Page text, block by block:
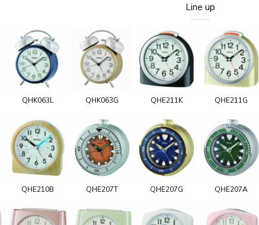
Line up
QHK063L QHK063G QHE211K QHE211G
QHE210B QHE207T QHE207G QHE207A